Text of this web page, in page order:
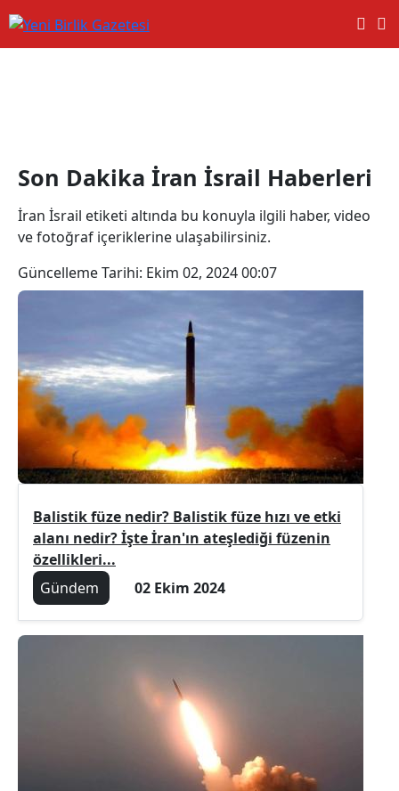
Son Dakika İran İsrail Haberleri
İran İsrail etiketi altında bu konuyla ilgili haber, video
ve fotoğraf içeriklerine ulaşabilirsiniz.
Güncelleme Tarihi: Ekim 02, 2024 00:07
Balistik füze nedir? Balistik füze hızı ve etki
alanı nedir? İşte İran'ın ateşlediği füzenin
özellikleri...
Gündem
02 Ekim 2024